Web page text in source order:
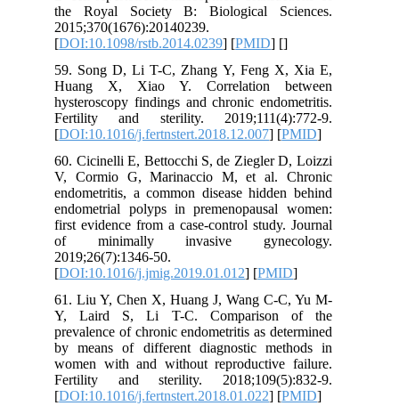
the Royal Society B: Biological Sciences.
2015;370(1676):20140239.
[DOI:10.1098/rstb.2014.0239] [PMID] [
59. Song D, Li T-C, Zhang Y, Feng X, Xia E,
Huang X, Xiao Y. Correlation between
hysteroscopy findings and chronic endometritis.
Fertility and sterility. 2019;111(4):772-9.
[DOI:10.1016/j.fertnstert.2018.12.007] [PMID
60. Cicinelli E, Bettocchi S, de Ziegler D, Loizzi
V, Cormio G, Marinaccio M, et al. Chronic
endometritis, a common disease hidden behind
endometrial polyps in premenopausal women:
first evidence from a case-control study. Journal
of minimally invasive gynecology.
2019;26(7):1346-50.
[DOI:10.1016/j.jmig.2019.01.012] [PMID
61. Liu Y, Chen X, Huang J, Wang C-C, Yu M-
Y, Laird S, Li T-C. Comparison of the
prevalence of chronic endometritis as determined
by means of different diagnostic methods in
women with and without reproductive failure.
Fertility and sterility. 2018;109(5):832-9.
[DOI:10.1016/j.fertnstert.2018.01.022] [PMID